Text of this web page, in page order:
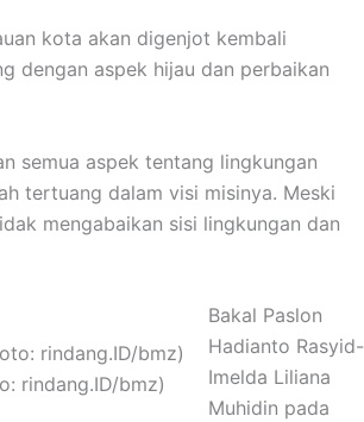
kota akan digenjot kembali
dengan aspek hijau dan perbaikan
semua aspek tentang lingkungan
tertuang dalam visi misinya. Meski
mengabaikan sisi lingkungan dan
rindang.ID/bmz)
Bakal Paslon
Hadianto Rasyid-
Imelda Liliana
Muhidin pada